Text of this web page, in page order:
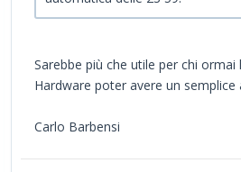
Sarebbe più che utile per chi ormai
Hardware poter avere un
Carlo Barbensi